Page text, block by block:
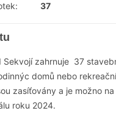
37
Sekvojí zahrnuje 37
domů nebo
zasíťovány a je možno
roku 2024.